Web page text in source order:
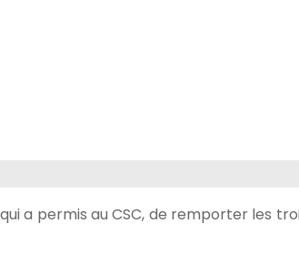
a permis au CSC, de remporter les